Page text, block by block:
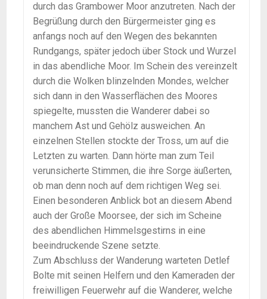
durch das Grambower Moor anzutreten. Nach der
Begrüßung durch den Bürgermeister ging es
anfangs noch auf den Wegen des bekannten
Rundgangs, später jedoch über Stock und Wurzel
in das abendliche Moor. Im Schein des vereinzelt
durch die Wolken blinzelnden Mondes, welcher
sich dann in den Wasserflächen des Moores
spiegelte, mussten die Wanderer dabei so
manchem Ast und Gehölz ausweichen. An
einzelnen Stellen stockte der Tross, um auf die
Letzten zu warten. Dann hörte man zum Teil
verunsicherte Stimmen, die ihre Sorge äußerten,
ob man denn noch auf dem richtigen Weg sei.
Einen besonderen Anblick bot an diesem Abend
auch der Große Moorsee, der sich im Scheine
des abendlichen Himmelsgestirns in eine
beeindruckende Szene setzte.
Zum Abschluss der Wanderung warteten Detlef
Bolte mit seinen Helfern und den Kameraden der
freiwilligen Feuerwehr auf die Wanderer, welche